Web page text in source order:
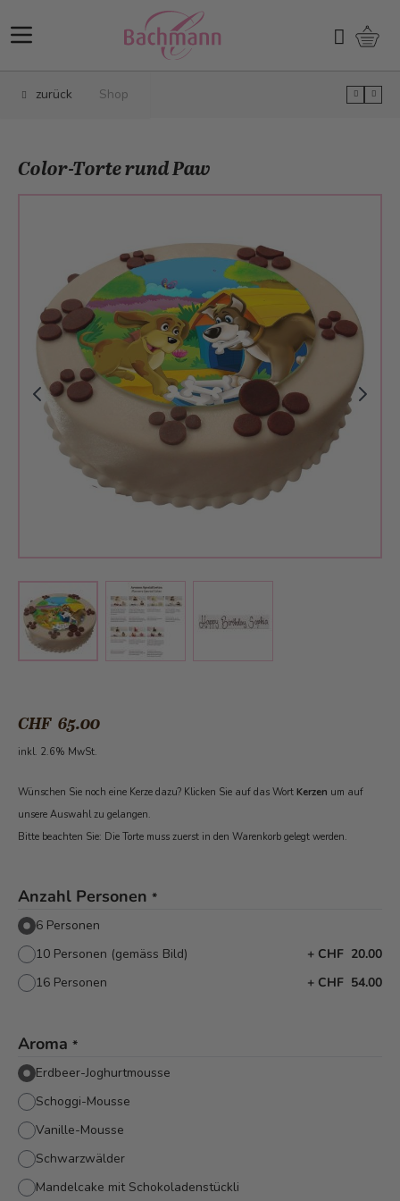
Suchen
zurück Shop
Color-Torte rund Paw
View larger imageView larger image
CHF 65.00
inkl. 2.6% MwSt.
Wünschen Sie noch eine Kerze dazu? Klicken Sie auf das Wort Kerzen um auf
unsere Auswahl zu gelangen.
Bitte beachten Sie: Die Torte muss zuerst in den Warenkorb gelegt werden.
Anzahl Personen *
6 Personen
10 Personen (gemäss Bild)
+ CHF 20.00
16 Personen
+ CHF 54.00
Aroma *
Erdbeer-Joghurtmousse
Schoggi-Mousse
Vanille-Mousse
Schwarzwälder
Mandelcake mit Schokoladenstückli